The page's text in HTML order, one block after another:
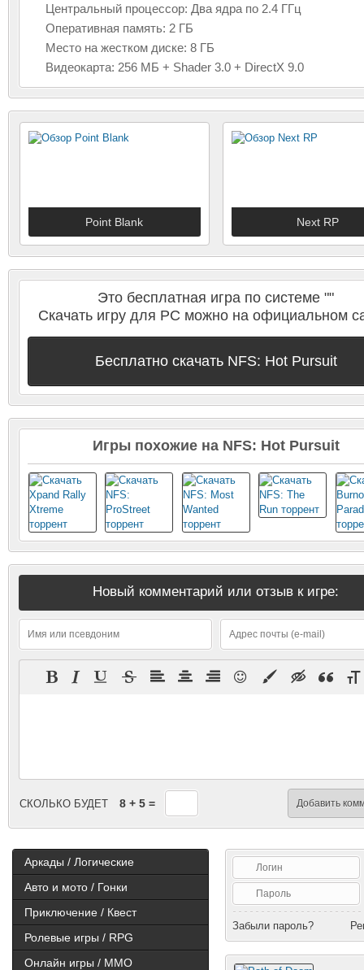
Центральный процессор: Два ядра по 2.4 ГГц
Оперативная память: 2 ГБ
Место на жестком диске: 8 ГБ
Видеокарта: 256 МБ + Shader 3.0 + DirectX 9.0
Point Blank
Онлайн шутер от первого
Next RP
Легендарная GTA
Это бесплатная игра по системе ""
Скачать игру для PC можно на официальном
Бесплатно скачать NFS: Hot Pursuit
Игры похожие на NFS: Hot Pursuit
Новый комментарий или отзыв к игре:
Добавить
СКОЛЬКО БУДЕТ 8 + 5 =
Аркады / Логические
Авто и мото / Гонки
Приключение / Квест
Ролевые игры / RPG
Онлайн игры / MMO
Забыли пароль?